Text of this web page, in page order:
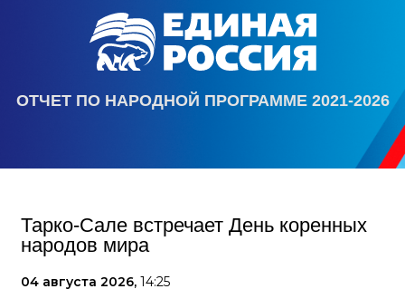
ОТЧЕТ ПО НАРОДНОЙ ПРОГРАММЕ 2021-2026
Тарко-Сале встречает День коренных
народов мира
04 августа 2026, 14:25